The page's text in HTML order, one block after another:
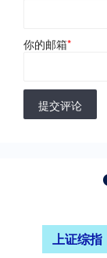
你的邮箱*
提交评论
上证综指